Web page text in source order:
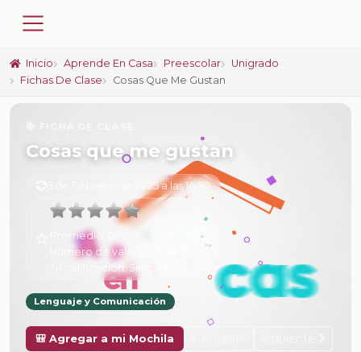
Inicio Aprende En Casa Preescolar
Unigrado
Fichas De Clase
Cosas Que Me Gustan
Cosas que me gustan
6 de Febrero de 2025 a las 16:50
Promedio:
Número de valoraciones:
Tu calificación:Sin calificar
Lenguaje y Comunicación
🎒 Agregar a mi Mochila